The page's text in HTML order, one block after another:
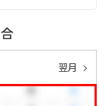
翌月